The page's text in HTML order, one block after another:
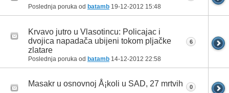
Poslednja poruka od batamb 19-12-2012 15:48
Krvavo jutro u Vlasotincu: Policajac i
dvojica napadača ubijeni tokom pljačke
zlatare
Poslednja poruka od batamb 14-12-2012 22:58
6
Masakr u osnovnoj Å¡koli u SAD, 27 mrtvih 0